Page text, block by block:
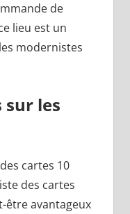
de
lieu est un
modernistes
sur les
cartes 10
des cartes
être avantageux